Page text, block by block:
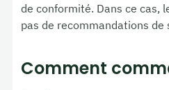
de conformité. Dans ce cas,
pas de recommandations de
Comment